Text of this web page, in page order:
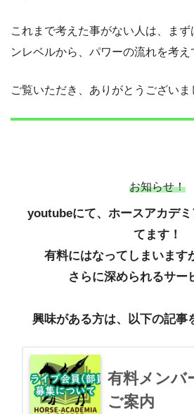
これまで考えた事がない人は、ま
ンレベルから、パワーの流れを考え
ご覧いただき、ありがとうございま
お知らせ！
youtubeにて、ホースアカデ
てます！
有料にはなってしまいます
さらに深められるサー
興味がある方は、以下の記事
有料メンバ
ご案内